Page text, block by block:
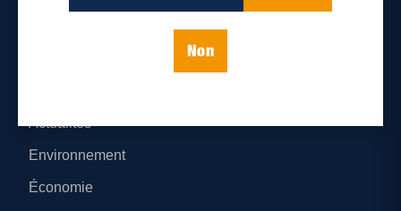
Non
Parutions numériques
Actualités
Environnement
Économie